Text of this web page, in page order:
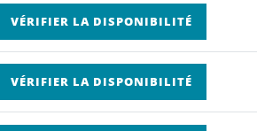
VÉRIFIER LA DISPONIBILITÉ
VÉRIFIER LA DISPONIBILITÉ